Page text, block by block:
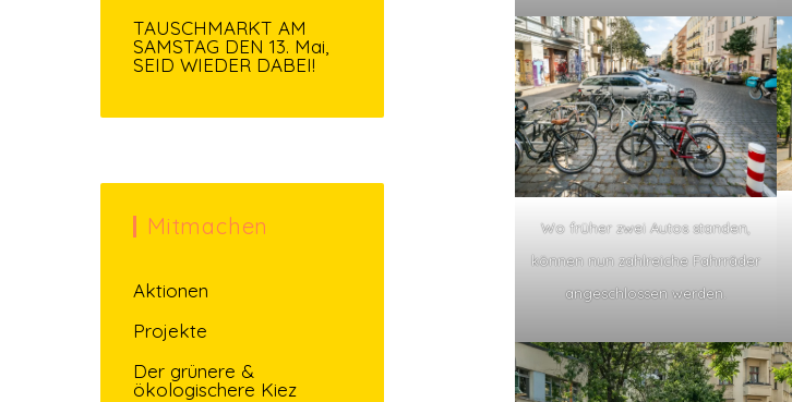
Wo früher zwei Autos standen,
können nun zahlreiche Fahrräder
angeschlossen werden.
TAUSCHMARKT AM
SAMSTAG DEN 13. Mai,
SEID WIEDER DABEI!
Mitmachen
Aktionen
Projekte
Der grünere &
ökologischere Kiez